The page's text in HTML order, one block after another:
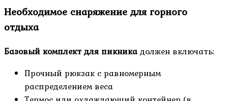
Необходимое снаряжение для горного
отдыха
Базовый комплект для пикникадолжен включать:
Прочный рюкзак с равномерным
распределением веса